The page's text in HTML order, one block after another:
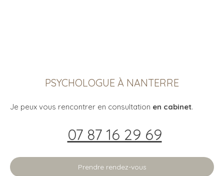
PSYCHOLOGUE À NANTERRE
Je peux vous rencontrer en consultation en cabinet.
07 87 16 29 69
Prendre rendez-vous